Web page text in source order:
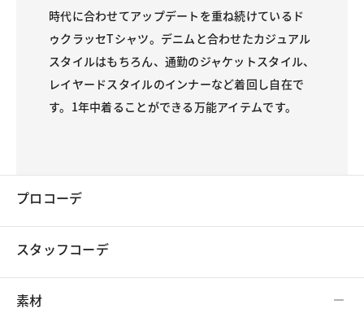
時代に合わせてアップデートを重ね続けているド
ゥクラッセTシャツ。デニムと合わせたカジュアル
スタイルはもちろん、通勤のジャケットスタイル、
レイヤードスタイルのインナーなど着回し自在で
す。1年中着ることができる万能アイテムです。
プロコーデ
スタッフコーデ
素材